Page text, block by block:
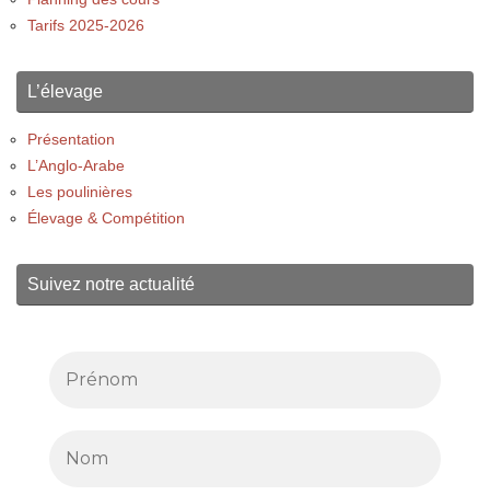
Tarifs 2025-2026
L’élevage
Présentation
L’Anglo-Arabe
Les poulinières
Élevage & Compétition
Suivez notre actualité